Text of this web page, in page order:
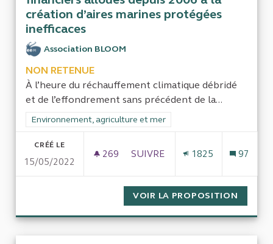
création d’aires marines protégées
inefficaces
Association BLOOM
NON RETENUE
À l’heure du réchauffement climatique débridé
et de l’effondrement sans précédent de la...
Filtrer les résultats de la catégorie : Environnement,
Environnement, agriculture et mer
CRÉÉ LE
15/05/2022
269 269 ABONNÉS
SUIVRE
1825 97
VOIR LA PROPOSITION